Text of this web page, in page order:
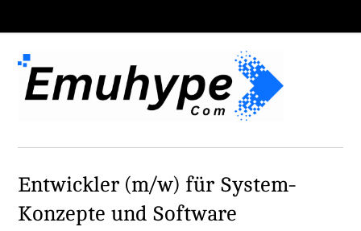
Entwickler (m/w) für System-
Konzepte und Software